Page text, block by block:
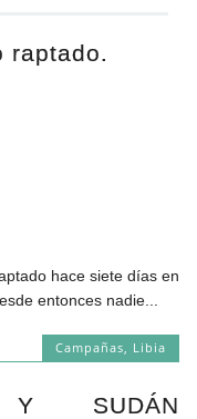
Andrés Vázquez de Sola
hace siete días en
entonces nadie...
Campañas Libia
Y SUDÁN